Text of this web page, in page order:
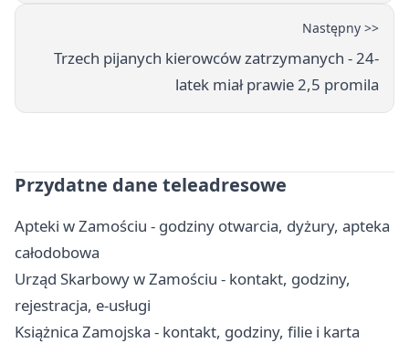
Następny >>
Trzech pijanych kierowców zatrzymanych - 24-
latek miał prawie 2,5 promila
Przydatne dane teleadresowe
Apteki w Zamościu - godziny otwarcia, dyżury, apteka
całodobowa
Urząd Skarbowy w Zamościu - kontakt, godziny,
rejestracja, e-usługi
Książnica Zamojska - kontakt, godziny, filie i karta